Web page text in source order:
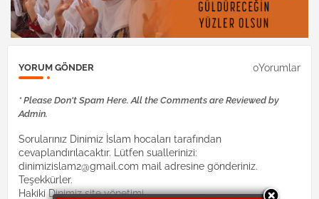
YORUM GÖNDER 0Yorumlar
* Please Don't Spam Here. All the Comments are Reviewed by
Admin.
Sorularınız Dinimiz İslam hocaları tarafından
cevaplandırılacaktır. Lütfen suallerinizi:
dinimizislam2@gmail.com mail adresine gönderiniz.
Teşekkürler.
Hakiki Dinimiz site yönetimi